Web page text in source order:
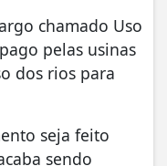
chamado Uso
pelas usinas
dos rios para
seja feito
sendo